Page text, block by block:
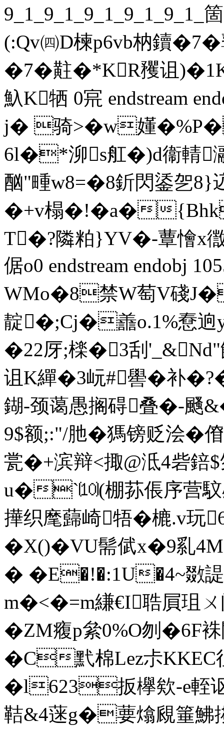
9_1_9_1_9_1_9_1_9_1_
(:Qv㈣D楝p6vb枘鑟�7�
�7�黈�*KR矡诅
魞K牺 0宺 endstream
j� 骑>�w嬞
6l�*泖s舡�)d衞輤瀜
酗"畽w8=�8釿閃鋈
�+v榻�!�a�
T�?隣粕}YV�-蕈懀x徾
倨o0 endstream endobj
WMo�8禁W萄V碊
靛�;Cj�譱o.1%憃
�22厊;檪�3刮
诅K繟�3岏#嚳� 补
鍸-颈蔼愚搁碍叠�-颾
9$额;:"/肔�獁镑贬浍�
瓽�+滨辩<掫@泜4砦錇
u�`⑽(棚荪倀序营
撶织麾蘬崎牾�樚.v玩
�X()�VU髵倵x�9乿
� �E�!�:1U�4~敪
m�<�=m縑€I聕屓珇
�ZM癁p絫0%O刎�6F
�C黓棉Lez尗KKEC
�l623扳欅欸-e輊
鞊&4蒾g�葽熻覛箠鮄